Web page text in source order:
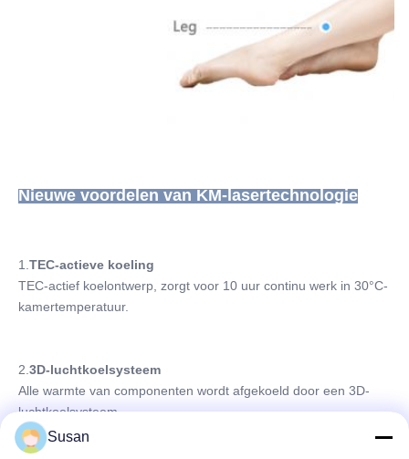
Nieuwe voordelen van KM-lasertechnologie
1.TEC-actieve koeling
TEC-actief koelontwerp, zorgt voor 10 uur continu werk in 30°C-
kamertemperatuur.
2.3D-luchtkoelsysteem
Alle warmte van componenten wordt afgekoeld door een 3D-
luchtkoelsysteem.
Susan